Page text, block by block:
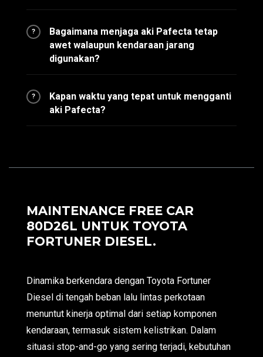
?
Bagaimana menjaga aki Pafecta tetap
awet walaupun kendaraan jarang
digunakan?
?
Kapan waktu yang tepat untuk mengganti
aki Pafecta?
MAINTENANCE FREE CAR
80D26L UNTUK TOYOTA
FORTUNER DIESEL.
Dinamika berkendara dengan Toyota Fortuner
Diesel di tengah beban lalu lintas perkotaan
menuntut kinerja optimal dari setiap komponen
kendaraan, termasuk sistem kelistrikan. Dalam
situasi stop-and-go yang sering terjadi, kebutuhan